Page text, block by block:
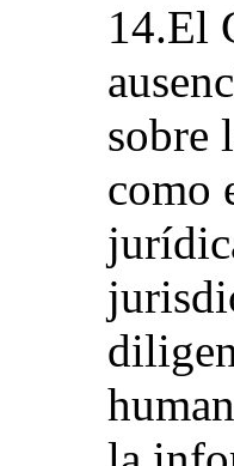
14.El
sobre
como